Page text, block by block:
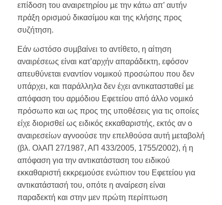
επίδοση του αναιρετηρίου µε την κάτω απ’ αυτήν
πράξη ορισµού δικασίµου και της κλήσης προς
συζήτηση.
Εάν ωστόσο συµβαίνει το αντίθετο, η αίτηση
αναιρέσεως είναι κατ’αρχήν απαράδεκτη, εφόσον
απευθύνεται εναντίον νοµικού προσώπου που δεν
υπάρχει, και παράλληλα δεν έχει αντικατασταθεί µε
απόφαση του αρµόδιου Εφετείου από άλλο νοµικό
πρόσωπο και ως προς της υποθέσεις για τις οποίες
είχε διορισθεί ως ειδικός εκκαθαριστής, εκτός αν ο
αναιρεσείων αγνοούσε την επελθούσα αυτή µεταβολή
(βλ. ΟλΑΠ 27/1987, ΑΠ 433/2005, 1755/2002), ή η
απόφαση για την αντικατάσταση του ειδικού
εκκαθαριστή εκκρεµούσε ενώπιον του Εφετείου για
αντικατάστασή του, οπότε η αναίρεση είναι
παραδεκτή και στην µεν πρώτη περίπτωση